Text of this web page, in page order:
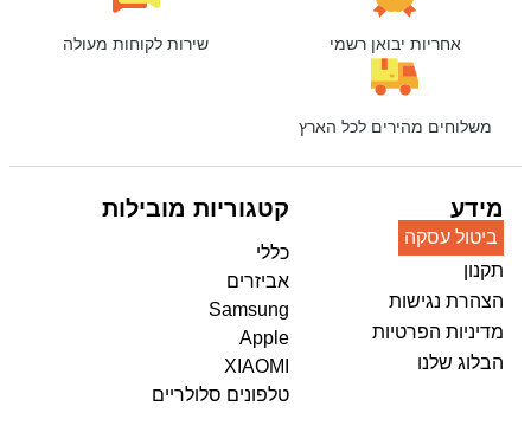
אחריות יבואן רשמי שירות לקוחות מעולה
משלוחים מהירים לכל הארץ
מידע
ביטול עסקה
תקנון
הצהרת נגישות
מדיניות הפרטיות
הבלוג שלנו
קטגוריות מובילות
כללי
אביזרים
Samsung
Apple
XIAOMI
טלפונים סלולריים